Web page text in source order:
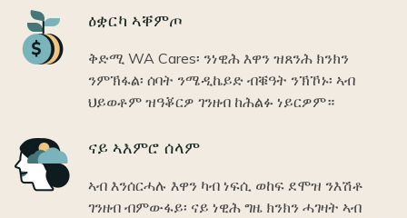
Icon ዕቋርካ ኣቐምጦ
ቅድሚ WA Cares፡ ንነዊሕ እዋን ዝጸንሕ ክንክን
ንምኽፋል፡ ሰባት ንሜዲኬይድ ብቑዓት ንኽኾኑ፡ ኣብ
ህይወቶም ዝዓቖርዎ ገንዘብ ከሕልፉ ነይርዎም።
Icon ናይ ኣእምሮ ሰላም
ኣብ እንሰርሓሉ እዋን ካብ ነፍሲ ወከፍ ደሞዝ ንእሽቶ
ገንዘብ ብምውፋይ፡ ናይ ነዊሕ ግዜ ክንክን ሓገዛት ኣብ